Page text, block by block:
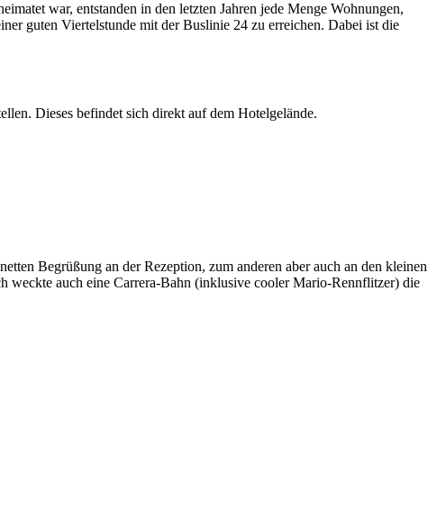
war, entstanden in den letzten Jahren jede Menge Wohnungen,
guten Viertelstunde mit der Buslinie 24 zu erreichen. Dabei ist die
Dieses befindet sich direkt auf dem Hotelgelände.
Begrüßung an der Rezeption, zum anderen aber auch an den kleinen
weckte auch eine Carrera-Bahn (inklusive cooler Mario-Rennflitzer) die